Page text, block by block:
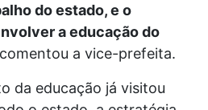
do estado, e o
a educação do
comentou a vice-prefeita.
da educação já visitou